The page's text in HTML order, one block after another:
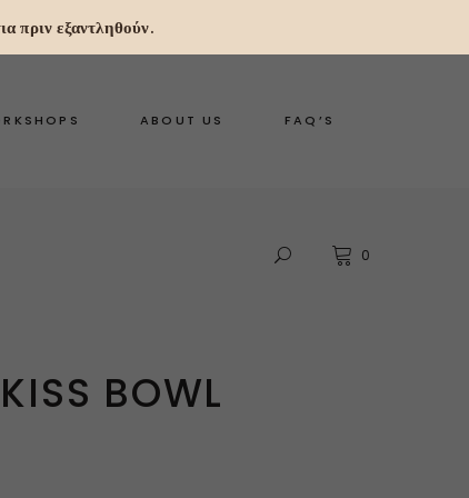
ABOUT US FAQ’S
0
BOWL
πριν εξαντληθούν.